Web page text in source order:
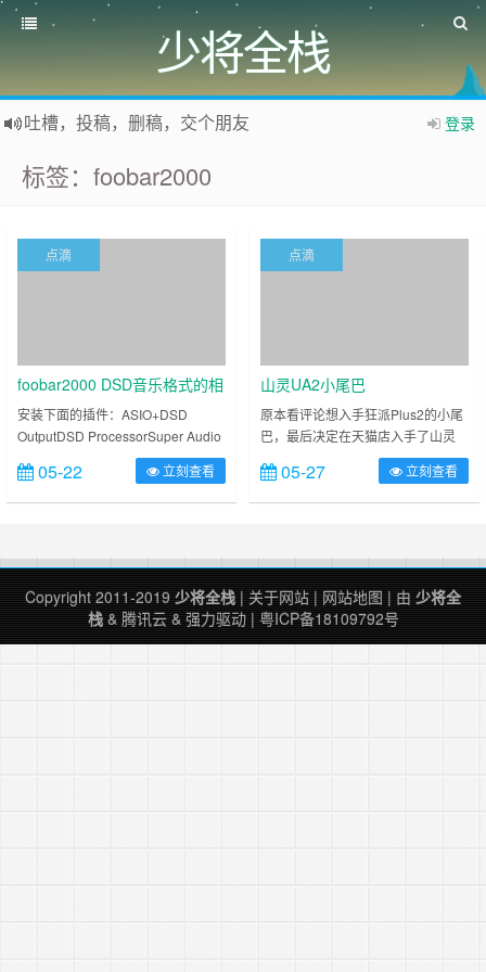
少将全栈
登录
吐槽，投稿，删稿，交个朋友
标签：foobar2000
点滴
foobar2000 DSD音乐格式的相
关设置，HIFI入门 DSD输出设
置附图
安装下面的插件：ASIO+DSD
OutputDSD ProcessorSuper Audio
CD Decoder先下载Foobar2000
SACD和ASIO插件：SACD ASIO
sa……
05-22 立刻查看
点滴
山灵UA2小尾巴
原本看评论想入手狂派Plus2的小尾
巴，最后决定在天猫店入手了山灵
UA2，对于山灵这个名字，自然想到
刘禹锡的陋室铭：山不在高，有仙则
名。水不在深，有龙则灵。斯是陋
05-27 立刻查看
Copyright 2011-2019 少将全栈 | 关于网站 | 网站地图 | 由 少将全
栈& 腾讯云& 强力驱动| 粤ICP备18109792号